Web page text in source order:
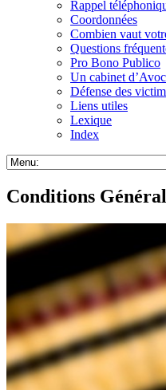
Rappel
Coordonnées
Combien vaut
Questions
Pro Bono Publico
Un cabinet
Défense des
Liens utiles
Lexique
Index
Conditions